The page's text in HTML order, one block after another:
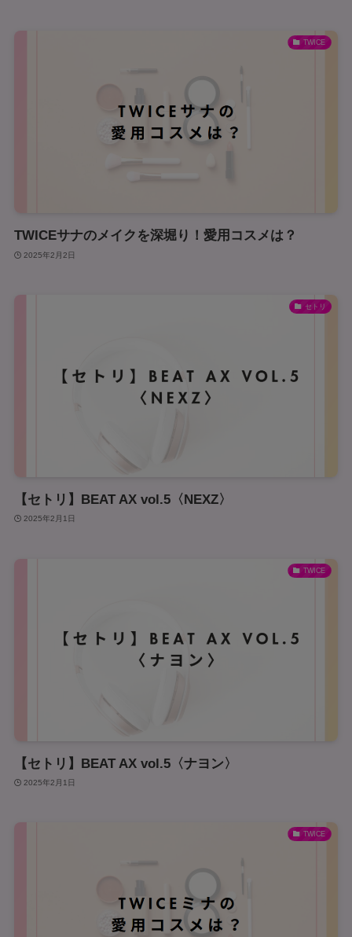
TWICE
TWICEサナのメイクを深堀り！愛用コスメは？
2025年2月2日
セトリ
【セトリ】BEAT AX vol.5〈NEXZ〉
2025年2月1日
TWICE
【セトリ】BEAT AX vol.5〈ナヨン〉
2025年2月1日
TWICE